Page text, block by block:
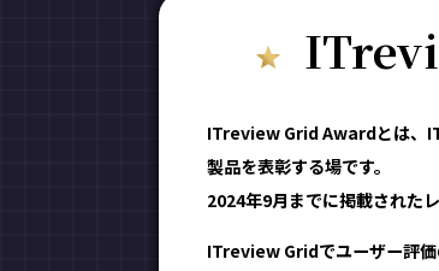
ITreview Grid Awardとは、
製品を表彰する場です。
2024年9月までに掲載された
ITreview Gridでユーザー評価